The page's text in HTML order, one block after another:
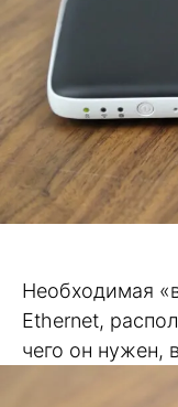
Необходимая
Ethernet,
чего он нужен,